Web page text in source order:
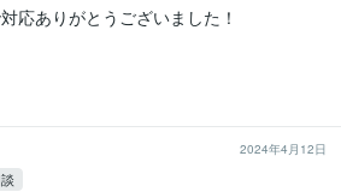
応ありがとうございました！
2024年4月12日